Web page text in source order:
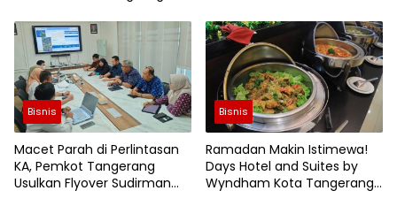
Bisnis
Macet Parah di Perlintasan
KA, Pemkot Tangerang
Usulkan Flyover Sudirman
Bisnis
Ramadan Makin Istimewa!
Days Hotel and Suites by
Wyndham Kota Tangerang